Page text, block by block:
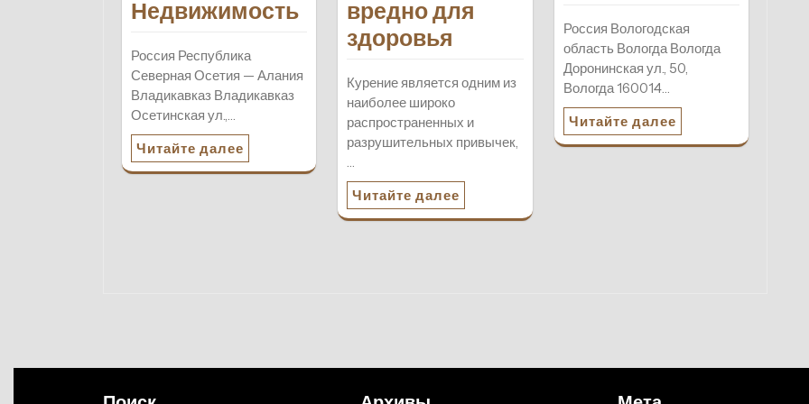
Недвижимость
Россия Республика
Северная Осетия — Алания
Владикавказ Владикавказ
Осетинская ул.,…
Читайте далее
вредно для
здоровья
Курение является одним из
наиболее широко
распространенных и
разрушительных привычек,
…
Читайте далее
Россия Вологодская
область Вологда Вологда
Доронинская ул., 50,
Вологда 160014…
Читайте далее